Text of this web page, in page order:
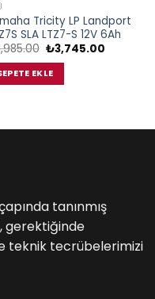
Tricity LP Landport
SLA LTZ7-S 12V 6Ah
Orijinal
fiyat:
₺3,985.00.
₺3,745.00Şu
EKLE
tanınmış
gerektiğinde
teknik tecrübelerimizi